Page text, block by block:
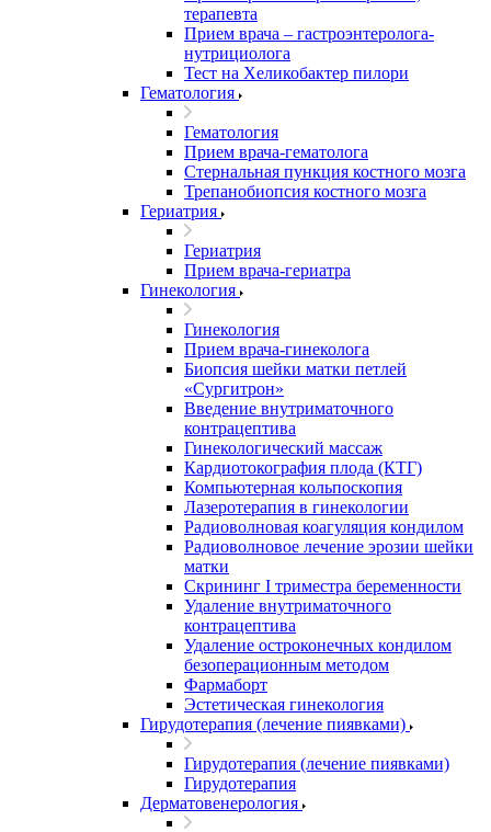
терапевта
Прием врача – гастроэнтеролога-
нутрициолога
Тест на Хеликобактер пилори
Гематология
Гематология
Прием врача-гематолога
Стернальная пункция костного мозга
Трепанобиопсия костного мозга
Гериатрия
Гериатрия
Прием врача-гериатра
Гинекология
Гинекология
Прием врача-гинеколога
Биопсия шейки матки петлей
«Сургитрон»
Введение внутриматочного
контрацептива
Гинекологический массаж
Кардиотокография плода (КТГ)
Компьютерная кольпоскопия
Лазеротерапия в гинекологии
Радиоволновая коагуляция кондилом
Радиоволновое лечение эрозии шейки
матки
Скрининг I триместра беременности
Удаление внутриматочного
контрацептива
Удаление остроконечных кондилом
безоперационным методом
Фармаборт
Эстетическая гинекология
Гирудотерапия (лечение пиявками)
Гирудотерапия (лечение пиявками)
Гирудотерапия
Дерматовенерология